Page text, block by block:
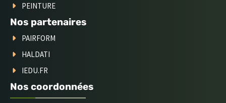
PEINTURE
Nos partenaires
PAIRFORM
HALDATI
IEDU.FR
Nos coordonnées